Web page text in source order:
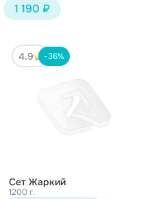
1 190 ₽
4.9 -36%
Сет Жаркий
1200 г.